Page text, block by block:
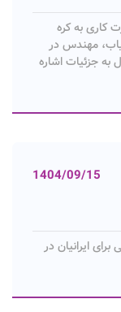
به کره
مهندس در
جزئیات اشاره
1404/09/15
ایرانیان در